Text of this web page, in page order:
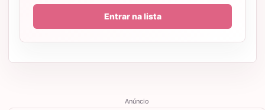
Entrar na lista
Anúncio